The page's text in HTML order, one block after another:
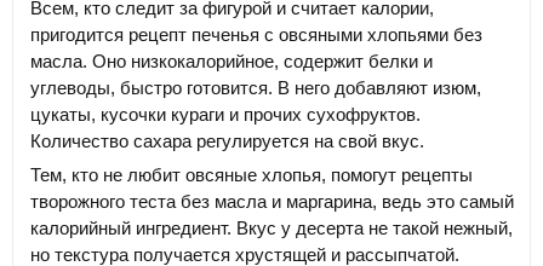
Всем, кто следит за фигурой и считает калории,
пригодится рецепт печенья с овсяными хлопьями без
масла. Оно низкокалорийное, содержит белки и
углеводы, быстро готовится. В него добавляют изюм,
цукаты, кусочки кураги и прочих сухофруктов.
Количество сахара регулируется на свой вкус.
Тем, кто не любит овсяные хлопья, помогут рецепты
творожного теста без масла и маргарина, ведь это самый
калорийный ингредиент. Вкус у десерта не такой нежный,
но текстура получается хрустящей и рассыпчатой.